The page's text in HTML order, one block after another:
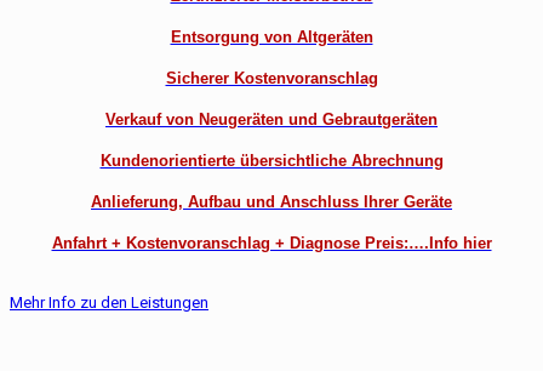
Entsorgung von Altgeräten
Sicherer Kostenvoranschlag
Verkauf von Neugeräten und Gebrautgeräten
Kundenorientierte übersichtliche Abrechnung
Anlieferung, Aufbau und Anschluss Ihrer Geräte
Anfahrt + Kostenvoranschlag + Diagnose Preis:….Info hier
Mehr Info zu den Leistungen